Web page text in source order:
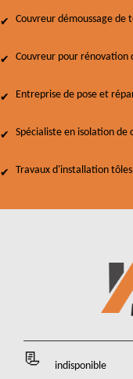
Couvreur démoussage de
Couvreur pour rénovation
Entreprise de pose et
Spécialiste en isolation de
Travaux d'installation
indisponible